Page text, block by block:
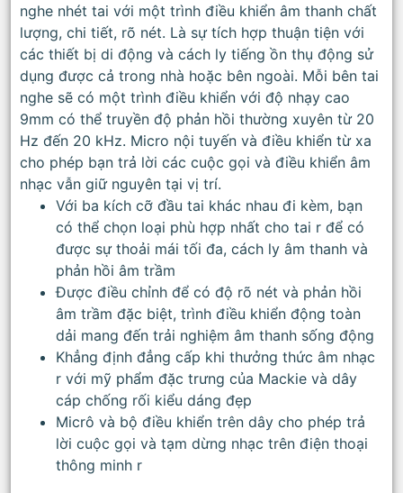
nghe nhét tai với một trình điều khiển âm thanh chất
lượng, chi tiết, rõ nét. Là sự tích hợp thuận tiện với
các thiết bị di động và cách ly tiếng ồn thụ động sử
dụng được cả trong nhà hoặc bên ngoài. Mỗi bên tai
nghe sẽ có một trình điều khiển với độ nhạy cao
9mm có thể truyền độ phản hồi thường xuyên từ 20
Hz đến 20 kHz. Micro nội tuyến và điều khiển từ xa
cho phép bạn trả lời các cuộc gọi và điều khiển âm
nhạc vẫn giữ nguyên tại vị trí.
Với ba kích cỡ đầu tai khác nhau đi kèm, bạn
có thể chọn loại phù hợp nhất cho tai r để có
được sự thoải mái tối đa, cách ly âm thanh và
phản hồi âm trầm
Được điều chỉnh để có độ rõ nét và phản hồi
âm trầm đặc biệt, trình điều khiển động toàn
dải mang đến trải nghiệm âm thanh sống động
Khẳng định đẳng cấp khi thưởng thức âm nhạc
r với mỹ phẩm đặc trưng của Mackie và dây
cáp chống rối kiểu dáng đẹp
Micrô và bộ điều khiển trên dây cho phép trả
lời cuộc gọi và tạm dừng nhạc trên điện thoại
thông minh r